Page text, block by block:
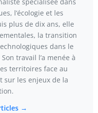
l’écologie et les
plus de dix ans, elle
la transition
dans le
travail l’a menée à
territoires face au
sur les enjeux de la
→